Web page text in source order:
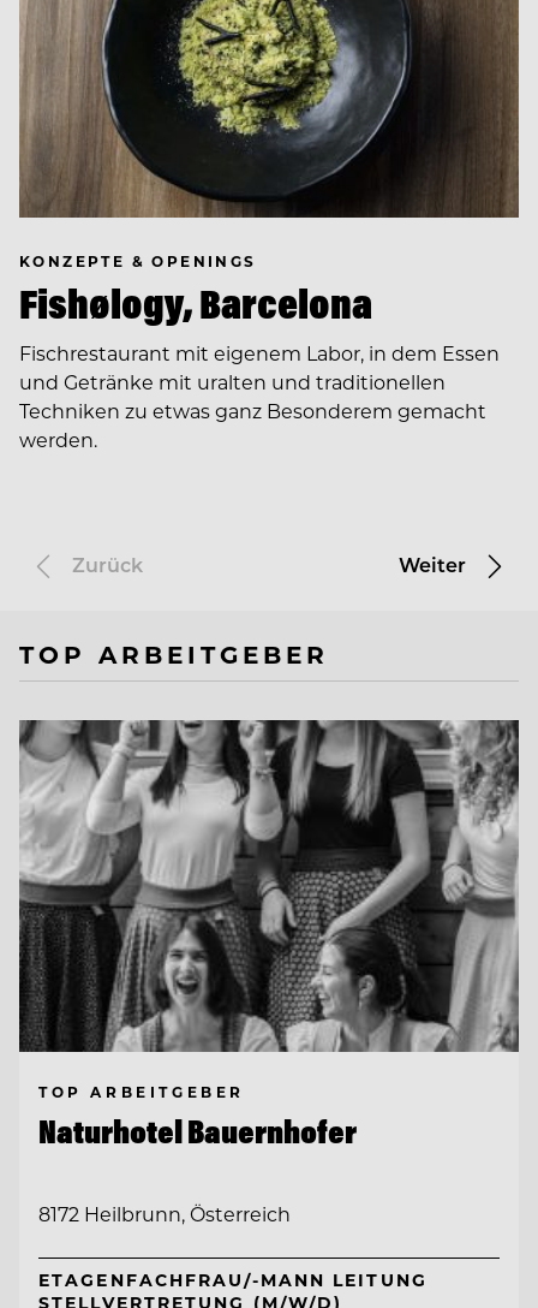
KONZEPTE & OPENINGS
Fishølogy, Barcelona
Fischrestaurant mit eigenem Labor, in dem Essen
und Getränke mit uralten und traditionellen
Techniken zu etwas ganz Besonderem gemacht
werden.
Zurück Weiter
TOP ARBEITGEBER
TOP ARBEITGEBER
Naturhotel Bauernhofer
8172 Heilbrunn, Österreich
ETAGENFACHFRAU/-MANN LEITUNG
STELLVERTRETUNG (M/W/D)